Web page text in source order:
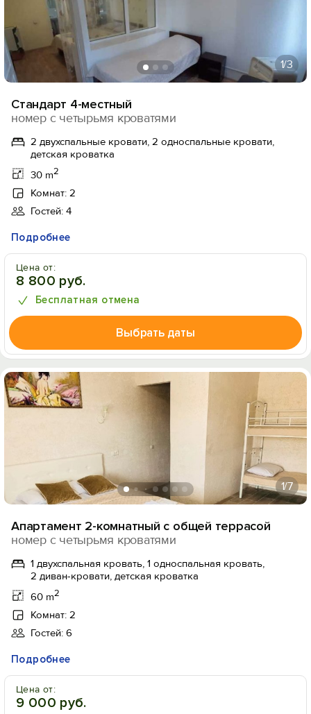
1/3
Стандарт 4-местный
номер с четырьмя кроватями
2 двухспальные кровати, 2 односпальные кровати,
детская кроватка
30 m2
Комнат: 2
Гостей: 4
Подробнее
Цена от:
8 800 руб.
Бесплатная отмена
Выбрать даты
1/7
Апартамент 2-комнатный с общей террасой
номер с четырьмя кроватями
1 двухспальная кровать, 1 односпальная кровать,
2 диван-кровати, детская кроватка
60 m2
Комнат: 2
Гостей: 6
Подробнее
Цена от:
9 000 руб.